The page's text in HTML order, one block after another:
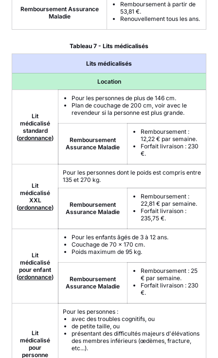
Remboursement Assurance
Maladie
Remboursement à partir de
53,81 €.
Renouvellement tous les ans.
Tableau 7 - Lits médicalisés
Lits médicalisés
Location
Lit
médicalisé
standard
(ordonnance)
Pour les personnes de plus de 146 cm.
Plan de couchage de 200 cm, voir avec le
revendeur si la personne est plus grande.
Remboursement
Assurance Maladie
Remboursement :
12,22 € par semaine.
Forfait livraison : 230
€.
Lit
médicalisé
XXL
(ordonnance)
Pour les personnes dont le poids est compris entre
135 et 270 kg.
Remboursement
Assurance Maladie
Remboursement :
22,81 € par semaine.
Forfait livraison :
235,75 €.
Lit
médicalisé
pour enfant
(ordonnance)
Pour les enfants âgés de 3 à 12 ans.
Couchage de 70 x 170 cm.
Poids maximum de 95 kg.
Remboursement
Assurance Maladie
Remboursement : 25
€ par semaine.
Forfait livraison : 230
€.
Lit
médicalisé
pour
personne
Pour les personnes :
avec des troubles cognitifs, ou
de petite taille, ou
présentant des difficultés majeurs d'élévations
des membres inférieurs (œdèmes, fracture,
etc...).